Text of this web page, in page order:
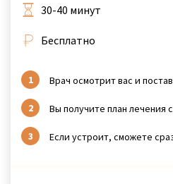
30-40 минут
Бесплатно
Врач осмотрит вас и
Вы получите план лечения
Если устроит, сможете